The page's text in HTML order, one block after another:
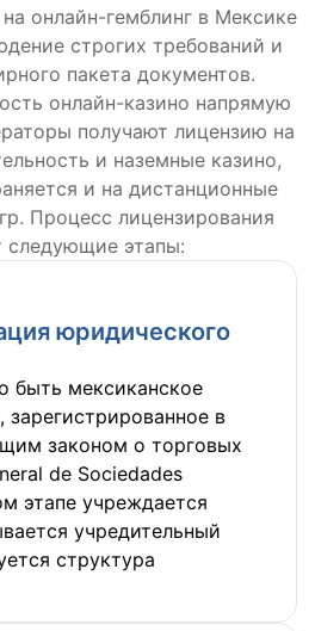
онлайн-гемблинг в Мексике
строгих требований и
пакета документов.
онлайн-казино напрямую
получают лицензию на
и наземные казино,
и на дистанционные
Процесс лицензирования
следующие этапы:
юридического
быть мексиканское
в
законом о торговых
de Sociedades
этапе учреждается
учредительный
структура